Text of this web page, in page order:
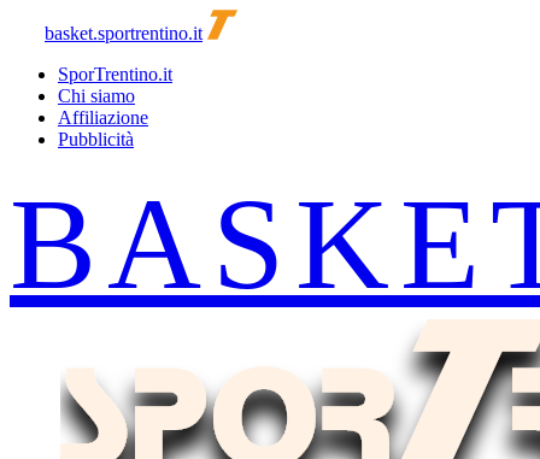
basket.sportrentino.it
SporTrentino.it
Chi siamo
Affiliazione
Pubblicità